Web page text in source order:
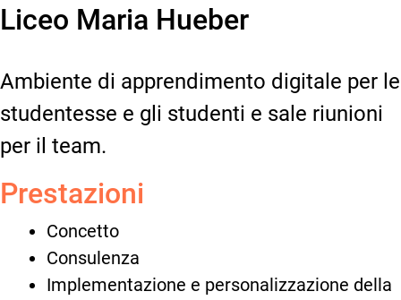
Liceo Maria Hueber
Ambiente di apprendimento digitale per le
studentesse e gli studenti e sale riunioni
per il team.
Prestazioni
Concetto
Consulenza
Implementazione e personalizzazione della